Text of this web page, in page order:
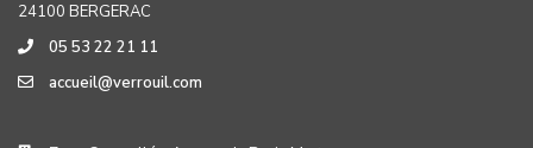
24100 BERGERAC
05 53 22 21 11
accueil@verrouil.com